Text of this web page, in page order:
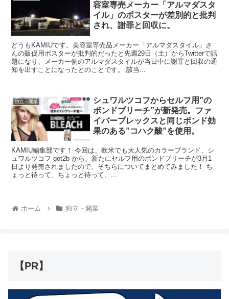
容室専売メーカー「アルマダスタ
イル」のポスターが差別的と批判
され、謝罪と回収に。
どうもKAMIUです。美容室専売品メーカー「アルマダスタイル」さ
んの販促用ポスターが批判的だったと先週29日（土）からTwitterで話
題になり、メーカー側のアルマダスタイルが当日中に謝罪と回収の通
知を出すことになったとのことです。 該当...
独立・開業
シュワルツコフからセルフ用”の
ボンドブリーチ”が新発売。ファ
イバープレックスと同じボンド効
果のある”コハク酸”を使用。
KAMIU編集部です！ 今回は、欧米でも大人気のカラーブランド、シ
ュワルツコフ got2b から、新たにセルフ用のボンドブリーチが3月1
日より発売されましたので、そちらについてまとめてみました！ ち
ょっと待って、ちょっと待って、...
ホーム 独立・開業
【PR】